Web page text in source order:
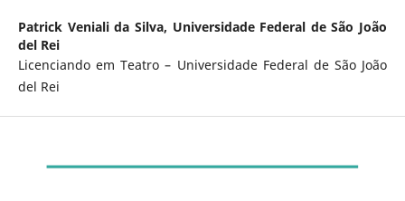
Patrick Veniali da Silva, Universidade Federal de São João
del Rei
Licenciando em Teatro – Universidade Federal de São João
del Rei